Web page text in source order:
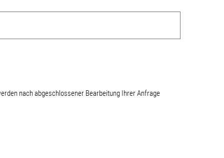
nach abgeschlossener Bearbeitung Ihrer Anfrage